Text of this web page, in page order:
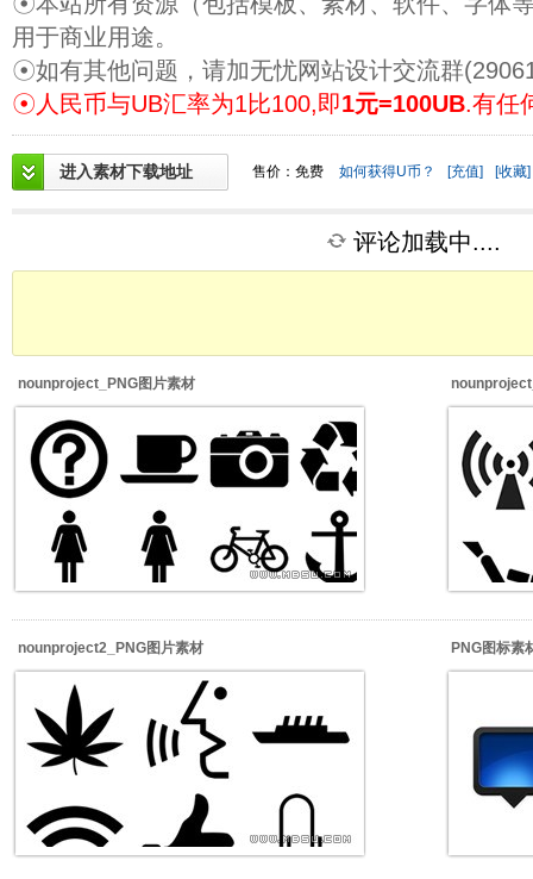
用于商业用途。
☉如有其他问题，请加无忧网站设计交流群
☉人民币与UB汇率为1比100,即1元=100UB.有任
进入素材下载地址 售价：免费 如何获得U币？ [充值] [收藏]
评论加载中....
nounproject_PNG图片素材
nounproject2_PNG图片素材 PNG图标素